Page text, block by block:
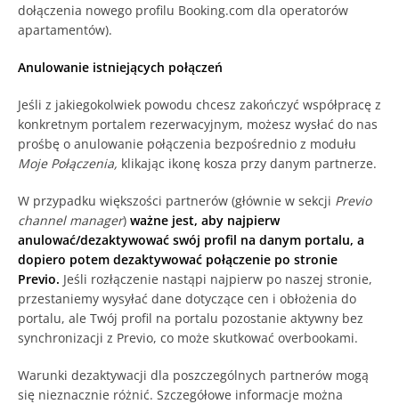
dołączenia nowego profilu Booking.com dla operatorów
apartamentów).
Anulowanie istniejących połączeń
Jeśli z jakiegokolwiek powodu chcesz zakończyć współpracę z
konkretnym portalem rezerwacyjnym, możesz wysłać do nas
prośbę o anulowanie połączenia bezpośrednio z modułu
Moje Połączenia, klikając ikonę kosza przy danym partnerze.
W przypadku większości partnerów (głównie w sekcji Previo
channel manager) ważne jest, aby najpierw
anulować/dezaktywować swój profil na danym portalu, a
dopiero potem dezaktywować połączenie po stronie
Previo. Jeśli rozłączenie nastąpi najpierw po naszej stronie,
przestaniemy wysyłać dane dotyczące cen i obłożenia do
portalu, ale Twój profil na portalu pozostanie aktywny bez
synchronizacji z Previo, co może skutkować overbookami.
Warunki dezaktywacji dla poszczególnych partnerów mogą
się nieznacznie różnić. Szczegółowe informacje można